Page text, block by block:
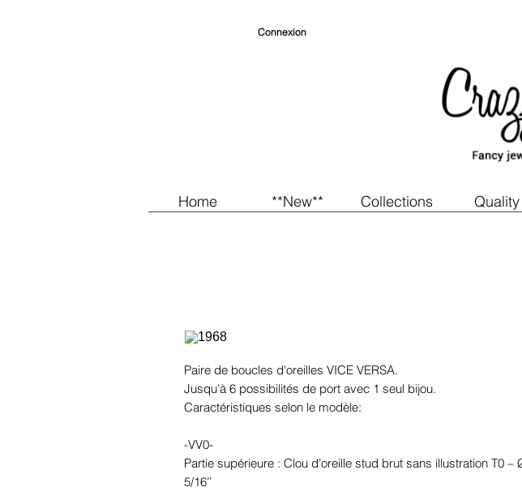
Home **New** Collections Quality
Connexion
Paire de boucles d'oreilles VICE VERSA.
Jusqu'à 6 possibilités de port avec 1 seul bijou.
Caractéristiques selon le modèle:
-VV0-
Partie supérieure : Clou d’oreille stud brut sans illustration T0 –
5/16’’